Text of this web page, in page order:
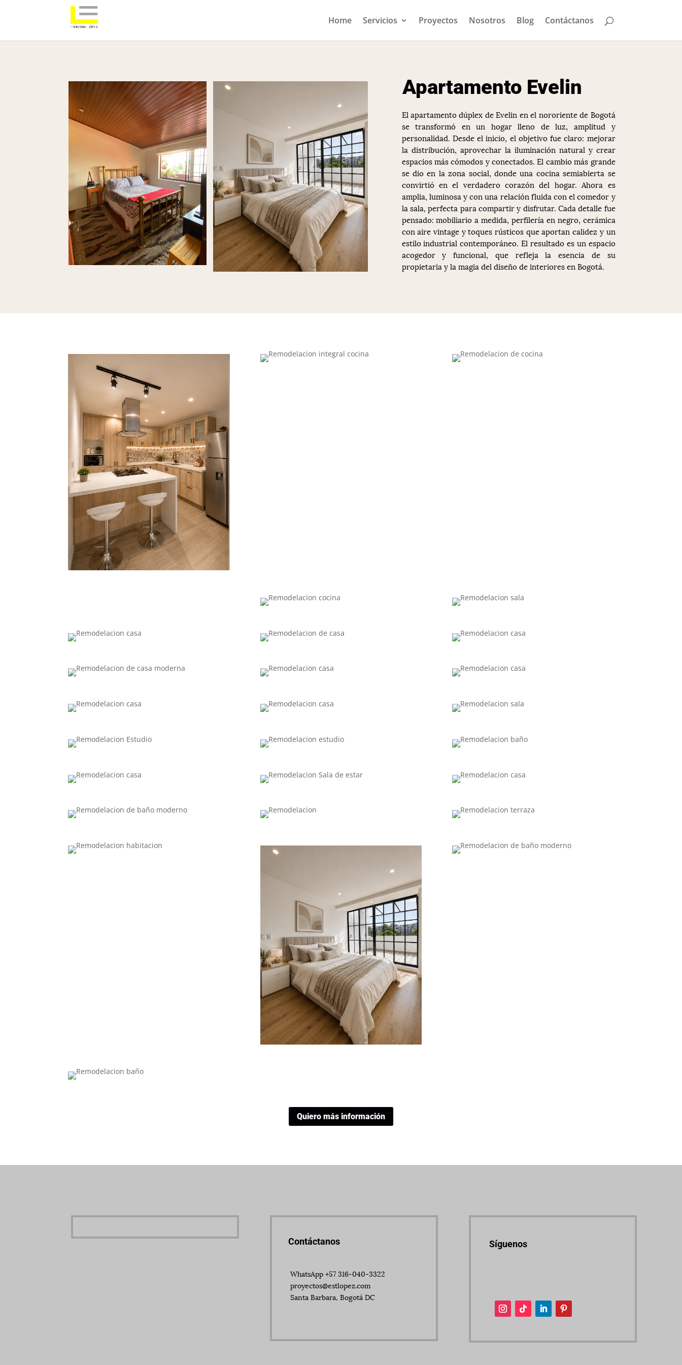
Home Servicios Proyectos Nosotros Blog Contáctanos
Apartamento Evelin
El apartamento dúplex de Evelin en el nororiente de Bogotá
se transformó en un hogar lleno de luz, amplitud y
personalidad. Desde el inicio, el objetivo fue claro: mejorar
la distribución, aprovechar la iluminación natural y crear
espacios más cómodos y conectados. El cambio más grande
se dio en la zona social, donde una cocina semiabierta se
convirtió en el verdadero corazón del hogar. Ahora es
amplia, luminosa y con una relación fluida con el comedor y
la sala, perfecta para compartir y disfrutar. Cada detalle fue
pensado: mobiliario a medida, perfilería en negro, cerámica
con aire vintage y toques rústicos que aportan calidez y un
estilo industrial contemporáneo. El resultado es un espacio
acogedor y funcional, que refleja la esencia de su
propietaria y la magia del diseño de interiores en Bogotá.
Quiero más información
Contáctanos
WhatsApp +57 316-040-3322
proyectos@estlopez.com
Santa Barbara, Bogotá DC
Síguenos